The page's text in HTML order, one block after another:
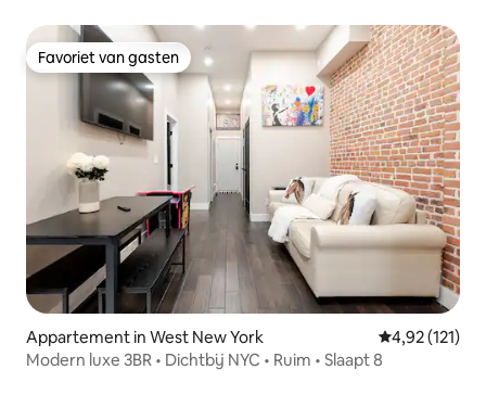
Favoriet van gasten
Favoriet van gasten
Appartement in West New York Gemiddelde
4,92 (121)
Modern luxe 3BR • Dichtbij NYC • Ruim • Slaapt 8